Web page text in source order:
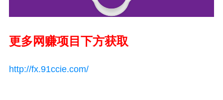
更多网赚项目下方获取
http://fx.91ccie.com/